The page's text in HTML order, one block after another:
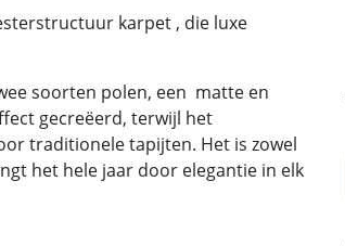
karpet , die luxe
soorten polen, een matte en
gecreëerd, terwijl het
traditionele tapijten. Het is zowel
het hele jaar door elegantie in elk